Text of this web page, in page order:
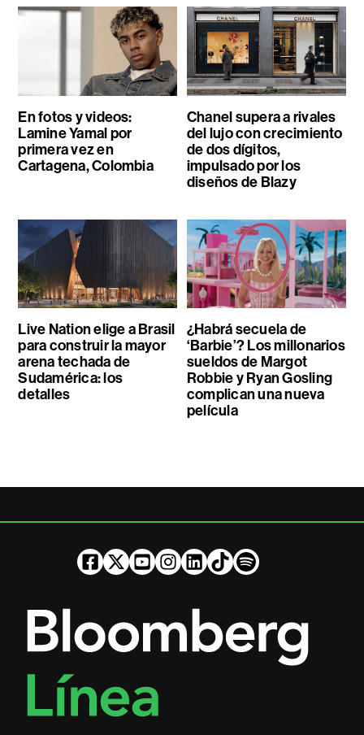
En fotos y videos:
Lamine Yamal por
primera vez en
Cartagena, Colombia
Chanel supera a rivales
del lujo con crecimiento
de dos dígitos,
impulsado por los
diseños de Blazy
Live Nation elige a Brasil
para construir la mayor
arena techada de
Sudamérica: los
detalles
¿Habrá secuela de
‘Barbie’? Los millonarios
sueldos de Margot
Robbie y Ryan Gosling
complican una nueva
película